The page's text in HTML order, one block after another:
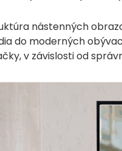
nástenných
do moderných
v závislosti od